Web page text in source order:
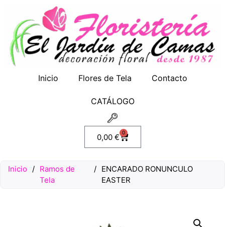
Inicio Flores de Tela Contacto
CATÁLOGO
0,00 € 0
Inicio / Ramos de
Tela
/ ENCARADO RONUNCULO
EASTER